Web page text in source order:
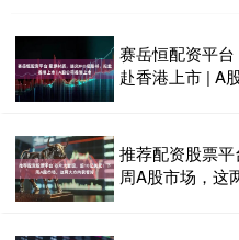
赛岳恒配资平
赴香港上市 | A
推荐配资股票
周A股市场，这